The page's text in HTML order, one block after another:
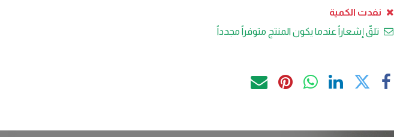
نفدت الكمية
تلقّ إشعاراً عندما يكون المنتج متوفراً مجدداً